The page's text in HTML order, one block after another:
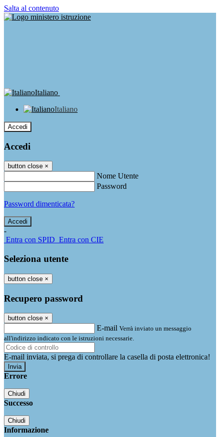
Salta al contenuto
Italiano
Italiano
Accedi
Accedi
button close ×
Nome Utente
Password
Password dimenticata?
-
Entra con SPID Entra con CIE
Seleziona utente
button close ×
Recupero password
button close ×
E-mail Verrà inviato un messaggio
all'indirizzo indicato con le istruzioni necessarie.
E-mail inviata, si prega di controllare la casella di posta elettronica!
Errore
Chiudi
Successo
Chiudi
Informazione